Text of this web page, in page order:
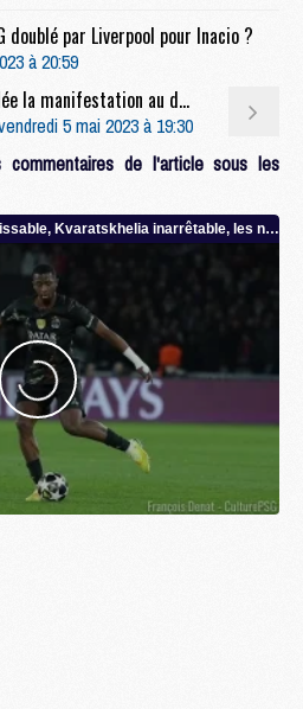
doublé par Liverpool pour Inacio ?
à 20:59
Club : Comment s’est déroulée la manifestation au domicile de Neymar
5 mai 2023 à 19:30
commentaires de l'article sous les